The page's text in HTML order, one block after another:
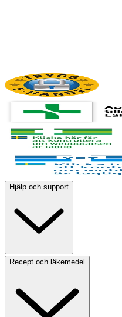
Hjälp och support
Recept och läkemedel